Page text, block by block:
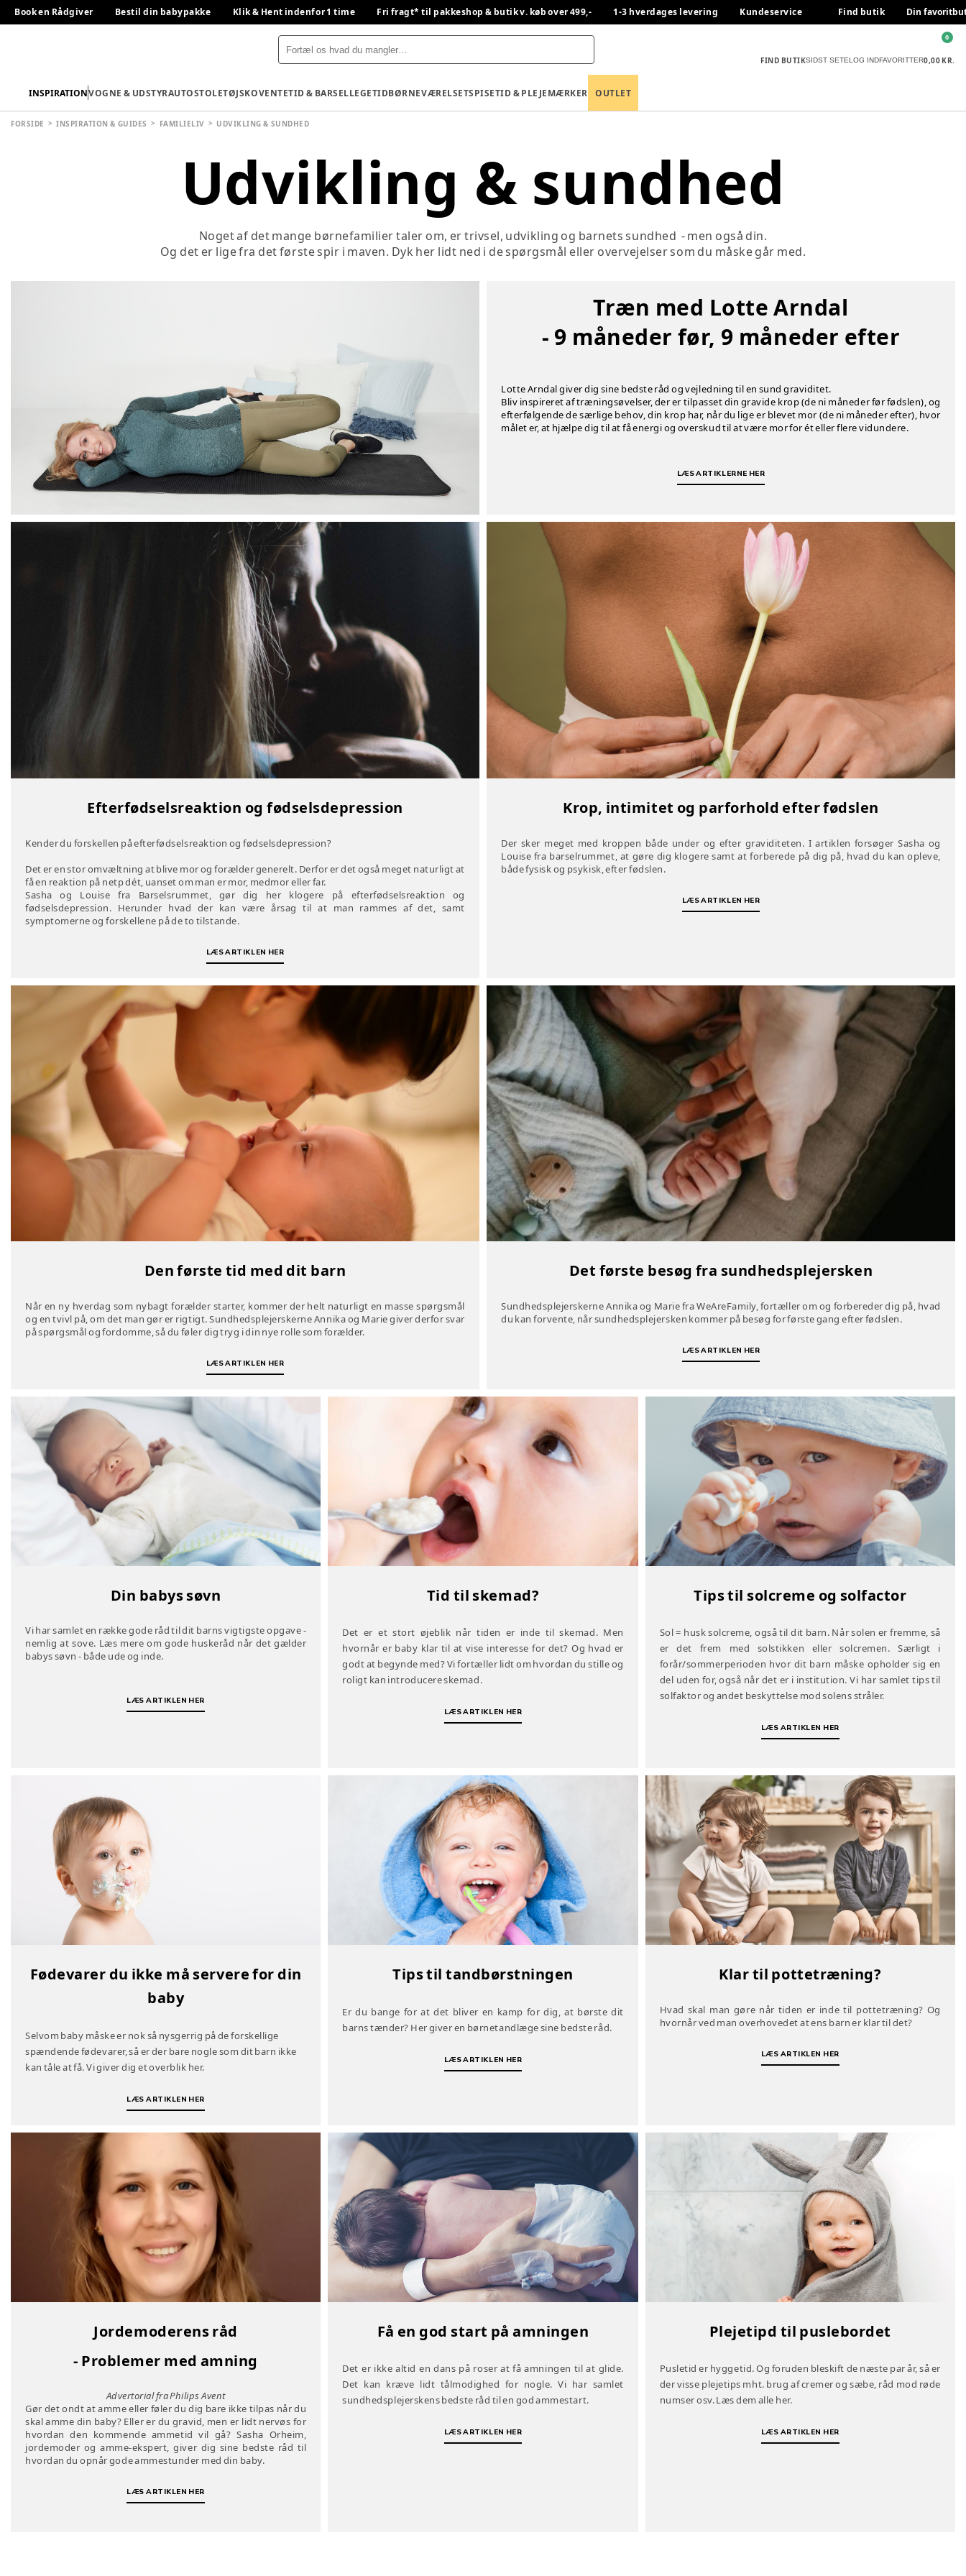
Book en Rådgiver Bestil din babypakke Klik & Hent indenfor 1 time Fri fragt* til pakkeshop & butik v. køb over 499,- 1-3 hverdages levering Kundeservice Find butik Din
FIND BUTIKSIDST SETELOG INDFAVORITTER0,00 KR.
0
INSPIRATIONVOGNE & UDSTYRAUTOSTOLETØJSKOVENTETID & BARSELLEGETIDBØRNEVÆRELSETSPISETID & PLEJEMÆRKER OUTLET
FORSIDE INSPIRATION & GUIDES FAMILIELIV UDVIKLING & SUNDHED
Udvikling & sundhed
Noget af det mange børnefamilier taler om, er trivsel, udvikling og barnets sundhed - men også din.
Og det er lige fra det første spir i maven. Dyk her lidt ned i de spørgsmål eller overvejelser som du måske går med.
Træn med Lotte Arndal
- 9 måneder før, 9 måneder efter
Lotte Arndal giver dig sine bedste råd og vejledning til en sund graviditet.
Bliv inspireret af træningsøvelser, der er tilpasset din gravide krop (de ni måneder før fødslen), og
efterfølgende de særlige behov, din krop har, når du lige er blevet mor (de ni måneder efter), hvor
målet er, at hjælpe dig til at få energi og overskud til at være mor for ét eller flere vidundere.
LÆS ARTIKLERNE HER
Efterfødselsreaktion og fødselsdepression
Kender du forskellen på efterfødselsreaktion og fødselsdepression?
Det er en stor omvæltning at blive mor og forælder generelt. Derfor er det også meget naturligt at
få en reaktion på netp dét, uanset om man er mor, medmor eller far.
Sasha og Louise fra Barselsrummet, gør dig her klogere på efterfødselsreaktion og
fødselsdepression. Herunder hvad der kan være årsag til at man rammes af det, samt
symptomerne og forskellene på de to tilstande.
LÆS ARTIKLEN HER
Krop, intimitet og parforhold efter fødslen
Der sker meget med kroppen både under og efter graviditeten. I artiklen forsøger Sasha og
Louise fra barselrummet, at gøre dig klogere samt at forberede på dig på, hvad du kan opleve,
både fysisk og psykisk, efter fødslen.
LÆS ARTIKLEN HER
Den første tid med dit barn
Når en ny hverdag som nybagt forælder starter, kommer der helt naturligt en masse spørgsmål
og en tvivl på, om det man gør er rigtigt. Sundhedsplejerskerne Annika og Marie giver derfor svar
på spørgsmål og fordomme, så du føler dig tryg i din nye rolle som forælder.
LÆS ARTIKLEN HER
Det første besøg fra sundhedsplejersken
Sundhedsplejerskerne Annika og Marie fra WeAreFamily, fortæller om og forbereder dig på, hvad
du kan forvente, når sundhedsplejersken kommer på besøg for første gang efter fødslen.
LÆS ARTIKLEN HER
Din babys søvn
Vi har samlet en række gode råd til dit barns vigtigste opgave -
nemlig at sove. Læs mere om gode huskeråd når det gælder
babys søvn - både ude og inde.
LÆS ARTIKLEN HER
Tid til skemad?
Det er et stort øjeblik når tiden er inde til skemad. Men
hvornår er baby klar til at vise interesse for det? Og hvad er
godt at begynde med? Vi fortæller lidt om hvordan du stille og
roligt kan introducere skemad.
LÆS ARTIKLEN HER
Tips til solcreme og solfactor
Sol = husk solcreme, også til dit barn. Når solen er fremme, så
er det frem med solstikken eller solcremen. Særligt i
forår/sommerperioden hvor dit barn måske opholder sig en
del uden for, også når det er i institution. Vi har samlet tips til
solfaktor og andet beskyttelse mod solens stråler.
LÆS ARTIKLEN HER
Fødevarer du ikke må servere for din
baby
Selvom baby måske er nok så nysgerrig på de forskellige
spændende fødevarer, så er der bare nogle som dit barn ikke
kan tåle at få. Vi giver dig et overblik her.
LÆS ARTIKLEN HER
Tips til tandbørstningen
Er du bange for at det bliver en kamp for dig, at børste dit
barns tænder? Her giver en børnetandlæge sine bedste råd.
LÆS ARTIKLEN HER
Klar til pottetræning?
Hvad skal man gøre når tiden er inde til pottetræning? Og
hvornår ved man overhovedet at ens barn er klar til det?
LÆS ARTIKLEN HER
Jordemoderens råd
- Problemer med amning
Advertorial fra Philips Avent
Gør det ondt at amme eller føler du dig bare ikke tilpas når du
skal amme din baby? Eller er du gravid, men er lidt nervøs for
hvordan den kommende ammetid vil gå? Sasha Orheim,
jordemoder og amme-ekspert, giver dig sine bedste råd til
hvordan du opnår gode ammestunder med din baby.
LÆS ARTIKLEN HER
Få en god start på amningen
Det er ikke altid en dans på roser at få amningen til at glide.
Det kan kræve lidt tålmodighed for nogle. Vi har samlet
sundhedsplejerskens bedste råd til en god ammestart.
LÆS ARTIKLEN HER
Plejetipd til puslebordet
Pusletid er hyggetid. Og foruden bleskift de næste par år, så er
der visse plejetips mht. brug af cremer og sæbe, råd mod røde
numser osv. Læs dem alle her.
LÆS ARTIKLEN HER